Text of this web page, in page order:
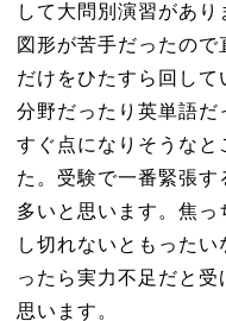
して大問別演習があ
図形が苦手だったの
だけをひたすら回し
分野だったり英単語
すぐ点になりそうなと
た。受験で一番緊張
多いと思います。焦っ
し切れないともった
ったら実力不足だと
思います。